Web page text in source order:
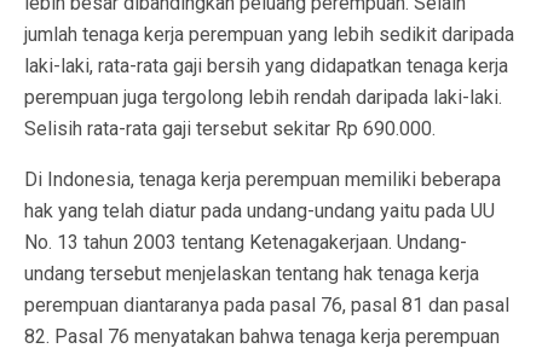
jumlah tenaga kerja perempuan yang lebih sedikit daripada
laki-laki, rata-rata gaji bersih yang didapatkan tenaga kerja
perempuan juga tergolong lebih rendah daripada laki-laki.
Selisih rata-rata gaji tersebut sekitar Rp 690.000.
Di Indonesia, tenaga kerja perempuan memiliki beberapa
hak yang telah diatur pada undang-undang yaitu pada UU
No. 13 tahun 2003 tentang Ketenagakerjaan. Undang-
undang tersebut menjelaskan tentang hak tenaga kerja
perempuan diantaranya pada pasal 76, pasal 81 dan pasal
82. Pasal 76 menyatakan bahwa tenaga kerja perempuan